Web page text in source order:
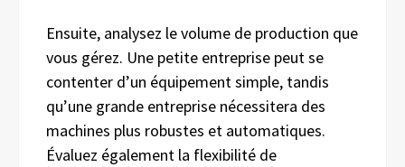
Ensuite, analysez le volume de production que
vous gérez. Une petite entreprise peut se
contenter d’un équipement simple, tandis
qu’une grande entreprise nécessitera des
machines plus robustes et automatiques.
Évaluez également la flexibilité de